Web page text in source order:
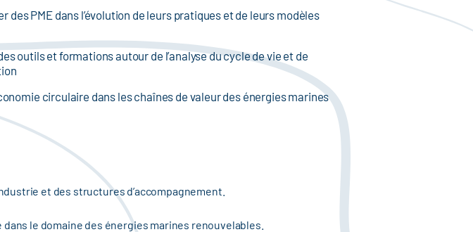
des PME dans l’évolution de leurs pratiques et de leurs modèles
outils et formations autour de l’analyse du cycle de vie et de
circulaire dans les chaînes de valeur des énergies marines
et des structures d’accompagnement.
le domaine des énergies marines renouvelables.